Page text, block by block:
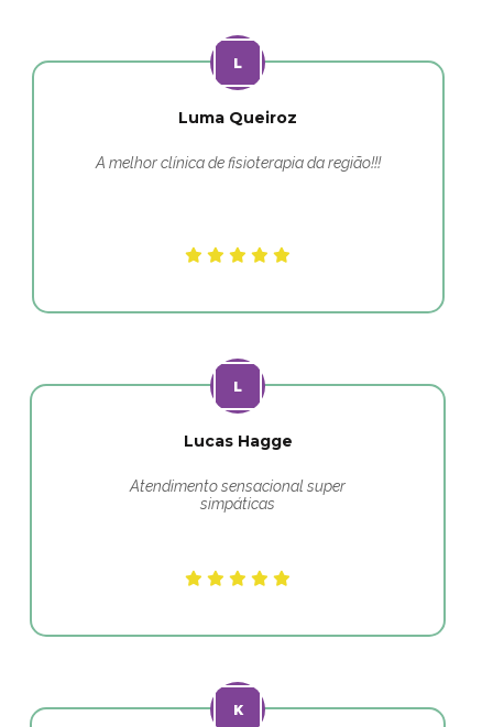
Luma Queiroz
A melhor clínica de fisioterapia da região!!!
Lucas Hagge
Atendimento sensacional super
simpáticas